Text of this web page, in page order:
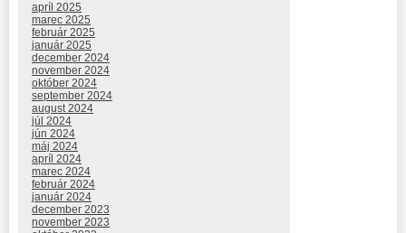
apríl 2025
marec 2025
február 2025
január 2025
december 2024
november 2024
október 2024
september 2024
august 2024
júl 2024
jún 2024
máj 2024
apríl 2024
marec 2024
február 2024
január 2024
december 2023
november 2023